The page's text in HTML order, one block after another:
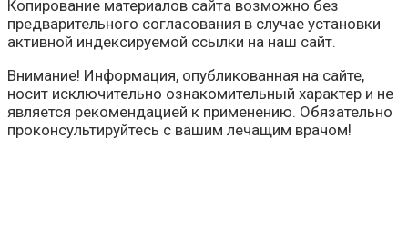
Копирование материалов сайта возможно без
предварительного согласования в случае установки
активной индексируемой ссылки на наш сайт.
Внимание! Информация, опубликованная на сайте,
носит исключительно ознакомительный характер и не
является рекомендацией к применению. Обязательно
проконсультируйтесь с вашим лечащим врачом!